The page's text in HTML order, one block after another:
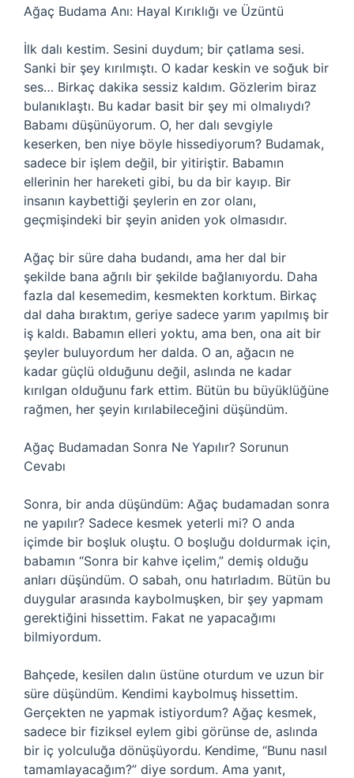
Ağaç Budama Anı: Hayal Kırıklığı ve Üzüntü
İlk dalı kestim. Sesini duydum; bir çatlama sesi.
Sanki bir şey kırılmıştı. O kadar keskin ve soğuk bir
ses… Birkaç dakika sessiz kaldım. Gözlerim biraz
bulanıklaştı. Bu kadar basit bir şey mi olmalıydı?
Babamı düşünüyorum. O, her dalı sevgiyle
keserken, ben niye böyle hissediyorum? Budamak,
sadece bir işlem değil, bir yitiriştir. Babamın
ellerinin her hareketi gibi, bu da bir kayıp. Bir
insanın kaybettiği şeylerin en zor olanı,
geçmişindeki bir şeyin aniden yok olmasıdır.
Ağaç bir süre daha budandı, ama her dal bir
şekilde bana ağrılı bir şekilde bağlanıyordu. Daha
fazla dal kesemedim, kesmekten korktum. Birkaç
dal daha bıraktım, geriye sadece yarım yapılmış bir
iş kaldı. Babamın elleri yoktu, ama ben, ona ait bir
şeyler buluyordum her dalda. O an, ağacın ne
kadar güçlü olduğunu değil, aslında ne kadar
kırılgan olduğunu fark ettim. Bütün bu büyüklüğüne
rağmen, her şeyin kırılabileceğini düşündüm.
Ağaç Budamadan Sonra Ne Yapılır? Sorunun
Cevabı
Sonra, bir anda düşündüm: Ağaç budamadan sonra
ne yapılır? Sadece kesmek yeterli mi? O anda
içimde bir boşluk oluştu. O boşluğu doldurmak için,
babamın “Sonra bir kahve içelim,” demiş olduğu
anları düşündüm. O sabah, onu hatırladım. Bütün bu
duygular arasında kaybolmuşken, bir şey yapmam
gerektiğini hissettim. Fakat ne yapacağımı
bilmiyordum.
Bahçede, kesilen dalın üstüne oturdum ve uzun bir
süre düşündüm. Kendimi kaybolmuş hissettim.
Gerçekten ne yapmak istiyordum? Ağaç kesmek,
sadece bir fiziksel eylem gibi görünse de, aslında
bir iç yolculuğa dönüşüyordu. Kendime, “Bunu nasıl
tamamlayacağım?” diye sordum. Ama yanıt,